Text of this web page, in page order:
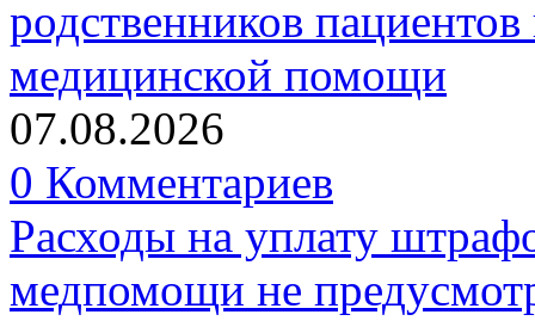
родственников
медицинской помощи
07.08.2026
0 Комментариев
Расходы на уплату
медпомощи не